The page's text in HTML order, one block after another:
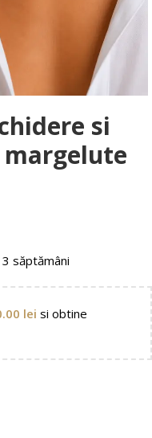
si
săptămâni
lei si obtine